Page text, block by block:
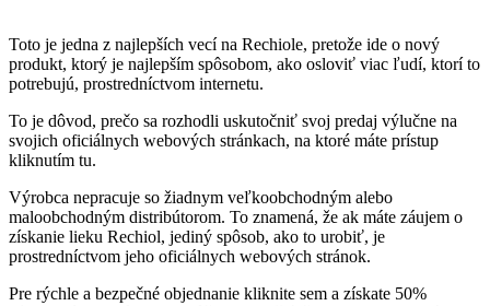
Toto je jedna z najlepších vecí na Rechiole, pretože ide o nový
produkt, ktorý je najlepším spôsobom, ako osloviť viac ľudí, ktorí to
potrebujú, prostredníctvom internetu.
To je dôvod, prečo sa rozhodli uskutočniť svoj predaj výlučne na
svojich oficiálnych webových stránkach, na ktoré máte prístup
kliknutím tu.
Výrobca nepracuje so žiadnym veľkoobchodným alebo
maloobchodným distribútorom. To znamená, že ak máte záujem o
získanie lieku Rechiol, jediný spôsob, ako to urobiť, je
prostredníctvom jeho oficiálnych webových stránok.
Pre rýchle a bezpečné objednanie kliknite sem a získate 50%